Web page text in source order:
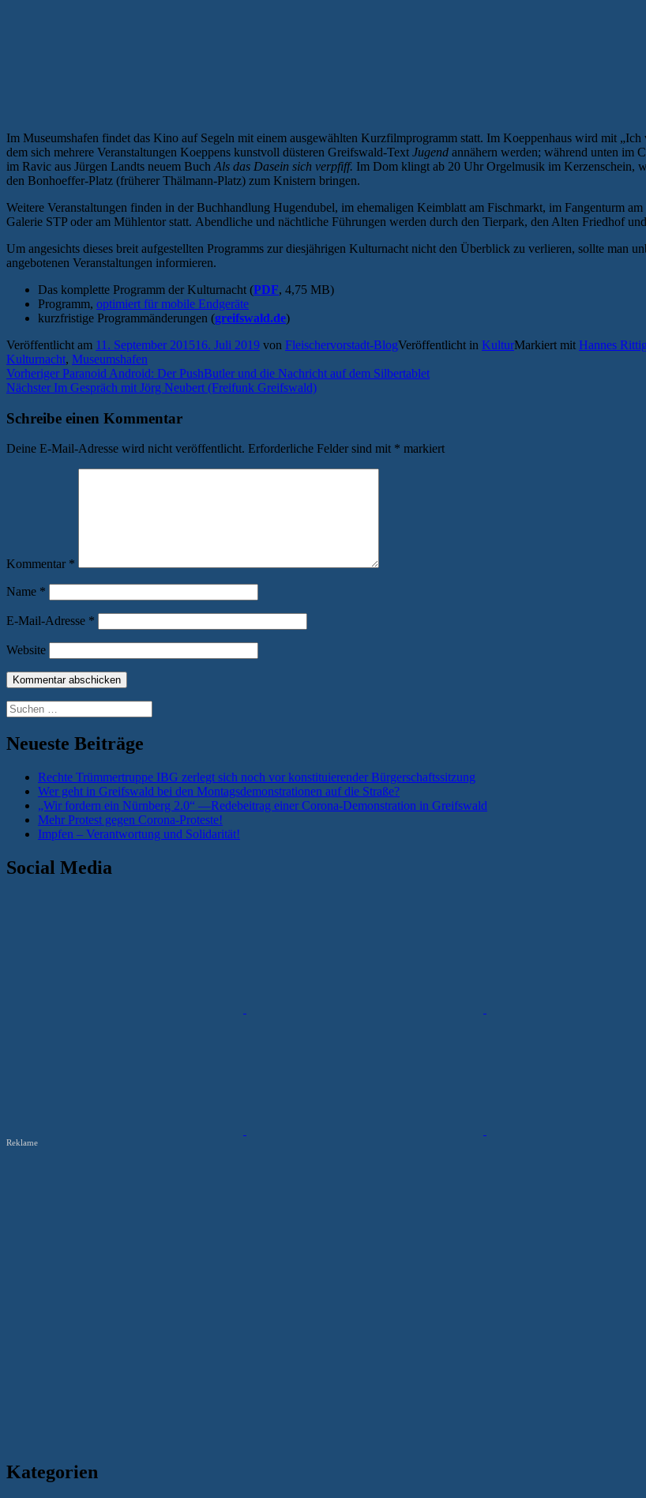
Im Museumshafen findet das Kino auf Segeln mit einem ausgewählten Kurzfilmprogramm statt. Im Koeppenhaus wird mit
dem sich mehrere Veranstaltungen Koeppens kunstvoll düsteren Greifswald-Text Jugend annähern werden; während unten im
im Ravic aus Jürgen Landts neuem Buch Als das Dasein sich verpfiff. Im Dom klingt ab 20 Uhr Orgelmusik im Kerzenschein,
den Bonhoeffer-Platz (früherer Thälmann-Platz) zum Knistern bringen.
Weitere Veranstaltungen finden in der Buchhandlung Hugendubel, im ehemaligen Keimblatt am Fischmarkt, im Fangenturm
Galerie STP oder am Mühlentor statt. Abendliche und nächtliche Führungen werden durch den Tierpark, den Alten Friedhof
Um angesichts dieses breit aufgestellten Programms zur diesjährigen Kulturnacht nicht den Überblick zu verlieren, sollte man
angebotenen Veranstaltungen informieren.
Das komplette Programm der Kulturnacht (PDF, 4,75 MB)
Programm, optimiert für mobile Endgeräte
kurzfristige Programmänderungen (greifswald.de)
Veröffentlicht am 11. September 201516. Juli 2019 von Fleischervorstadt-BlogVeröffentlicht in KulturMarkiert mit Hannes Rittig
Kulturnacht, Museumshafen
Beitragsnavigation
Vorheriger Vorheriger
Beitrag:
Paranoid Android: Der PushButler und die Nachricht auf dem Silbertablet
Nächster Nächster
Im Gespräch mit Jörg Neubert (Freifunk Greifswald)
Schreibe einen Kommentar
Deine E-Mail-Adresse wird nicht veröffentlicht. Erforderliche Felder sind mit * markiert
Kommentar *
Name *
E-Mail-Adresse *
Website
Suchen
nach:
Neueste Beiträge
Rechte Trümmertruppe IBG zerlegt sich noch vor konstituierender Bürgerschaftssitzung
Wer geht in Greifswald bei den Montagsdemonstrationen auf die Straße?
„Wir fordern ein Nürnberg 2.0“ —Redebeitrag einer Corona-Demonstration in Greifswald
Mehr Protest gegen Corona-Proteste!
Impfen – Verantwortung und Solidarität!
Social Media
Reklame
Kategorien